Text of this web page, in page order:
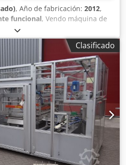
, Año de fabricación: 2012,
funcional, Vendo máquina de
Cjdpfjr Alx Uex Ac Dorf
PACK 8080 Año de
ha trabajado muy poco
1300mm. Ancho de la
Avance manual, longitud total de
lista para usar. Disponible de
Clasificado